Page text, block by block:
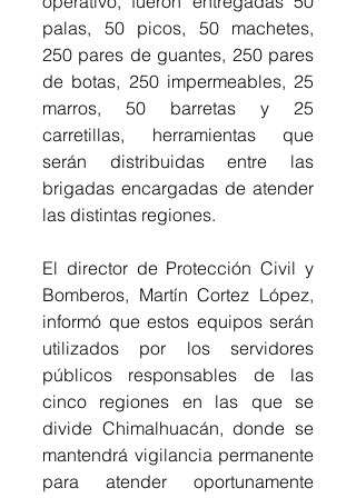
palas, 50 picos, 50 machetes,
250 pares de guantes, 250 pares
de botas, 250 impermeables, 25
marros, 50 barretas y 25
carretillas, herramientas que
serán distribuidas entre las
brigadas encargadas de atender
las distintas regiones.
El director de Protección Civil y
Bomberos, Martín Cortez López,
informó que estos equipos serán
utilizados por los servidores
públicos responsables de las
cinco regiones en las que se
divide Chimalhuacán, donde se
mantendrá vigilancia permanente
para atender oportunamente